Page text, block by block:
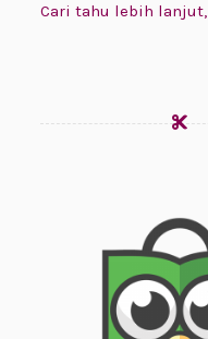
Cari tahu lebih lanjut,